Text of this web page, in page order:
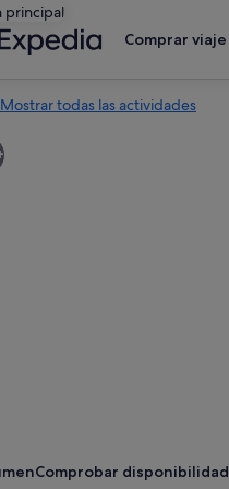
principal
Comprar viaje
Mostrar todas las actividades
Comprobar disponibilidad